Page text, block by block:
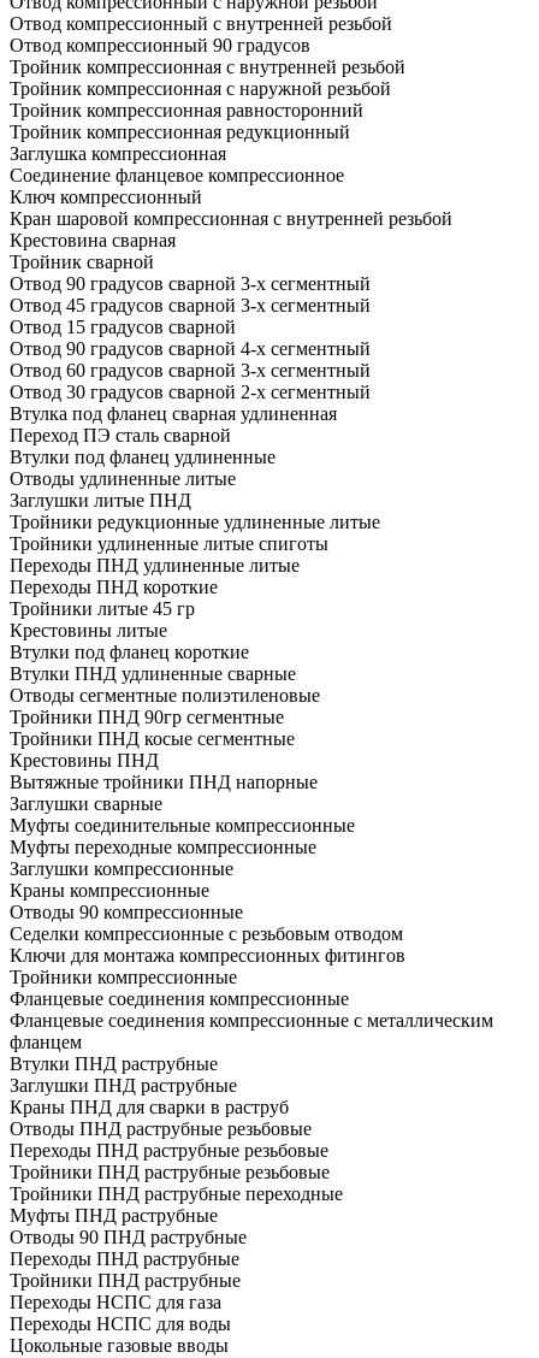
Отвод компрессионный с внутренней резьбой
Отвод компрессионный 90 градусов
Тройник компрессионная с внутренней резьбой
Тройник компрессионная с наружной резьбой
Тройник компрессионная равносторонний
Тройник компрессионная редукционный
Заглушка компрессионная
Соединение фланцевое компрессионное
Ключ компрессионный
Кран шаровой компрессионная с внутренней резьбой
Крестовина сварная
Тройник сварной
Отвод 90 градусов сварной 3-х сегментный
Отвод 45 градусов сварной 3-х сегментный
Отвод 15 градусов сварной
Отвод 90 градусов сварной 4-х сегментный
Отвод 60 градусов сварной 3-х сегментный
Отвод 30 градусов сварной 2-х сегментный
Втулка под фланец сварная удлиненная
Переход ПЭ сталь сварной
Втулки под фланец удлиненные
Отводы удлиненные литые
Заглушки литые ПНД
Тройники редукционные удлиненные литые
Тройники удлиненные литые спиготы
Переходы ПНД удлиненные литые
Переходы ПНД короткие
Тройники литые 45 гр
Крестовины литые
Втулки под фланец короткие
Втулки ПНД удлиненные сварные
Отводы сегментные полиэтиленовые
Тройники ПНД 90гр сегментные
Тройники ПНД косые сегментные
Крестовины ПНД
Вытяжные тройники ПНД напорные
Заглушки сварные
Муфты соединительные компрессионные
Муфты переходные компрессионные
Заглушки компрессионные
Краны компрессионные
Отводы 90 компрессионные
Седелки компрессионные с резьбовым отводом
Ключи для монтажа компрессионных фитингов
Тройники компрессионные
Фланцевые соединения компрессионные
Фланцевые соединения компрессионные с металлическим
фланцем
Втулки ПНД раструбные
Заглушки ПНД раструбные
Краны ПНД для сварки в раструб
Отводы ПНД раструбные резьбовые
Переходы ПНД раструбные резьбовые
Тройники ПНД раструбные резьбовые
Тройники ПНД раструбные переходные
Муфты ПНД раструбные
Отводы 90 ПНД раструбные
Переходы ПНД раструбные
Тройники ПНД раструбные
Переходы НСПС для газа
Переходы НСПС для воды
Цокольные газовые вводы